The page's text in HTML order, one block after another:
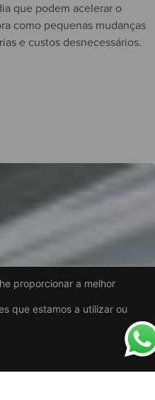
que podem acelerar o
como pequenas mudanças
e custos desnecessários.
proporcionar a melhor
que estamos a utilizar ou